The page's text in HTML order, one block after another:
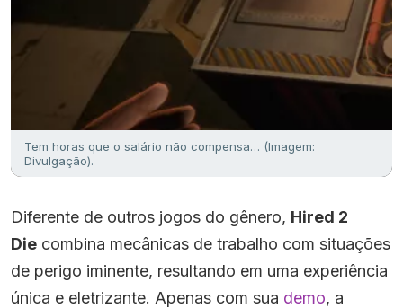
Tem horas que o salário não compensa… (Imagem:
Divulgação).
Diferente de outros jogos do gênero, Hired 2
Die combina mecânicas de trabalho com situações
de perigo iminente, resultando em uma experiência
única e eletrizante. Apenas com sua demo, a